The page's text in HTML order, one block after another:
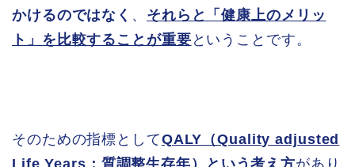
かけるのではなく 、 それらと「健康上のメリッ
ト」を比較することが重要 ということです。
そのための指標としてQALY（Quality adjusted